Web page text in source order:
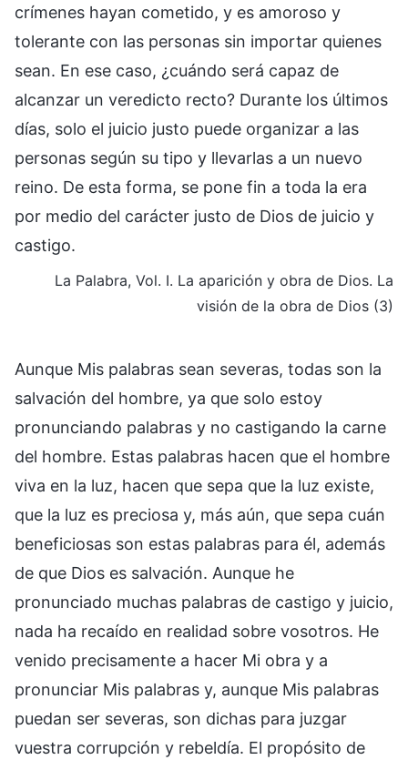
crímenes hayan cometido, y es amoroso y
tolerante con las personas sin importar quienes
sean. En ese caso, ¿cuándo será capaz de
alcanzar un veredicto recto? Durante los últimos
días, solo el juicio justo puede organizar a las
personas según su tipo y llevarlas a un nuevo
reino. De esta forma, se pone fin a toda la era
por medio del carácter justo de Dios de juicio y
castigo.
La Palabra, Vol. I. La aparición y obra de Dios. La
visión de la obra de Dios (3)
Aunque Mis palabras sean severas, todas son la
salvación del hombre, ya que solo estoy
pronunciando palabras y no castigando la carne
del hombre. Estas palabras hacen que el hombre
viva en la luz, hacen que sepa que la luz existe,
que la luz es preciosa y, más aún, que sepa cuán
beneficiosas son estas palabras para él, además
de que Dios es salvación. Aunque he
pronunciado muchas palabras de castigo y juicio,
nada ha recaído en realidad sobre vosotros. He
venido precisamente a hacer Mi obra y a
pronunciar Mis palabras y, aunque Mis palabras
puedan ser severas, son dichas para juzgar
vuestra corrupción y rebeldía. El propósito de